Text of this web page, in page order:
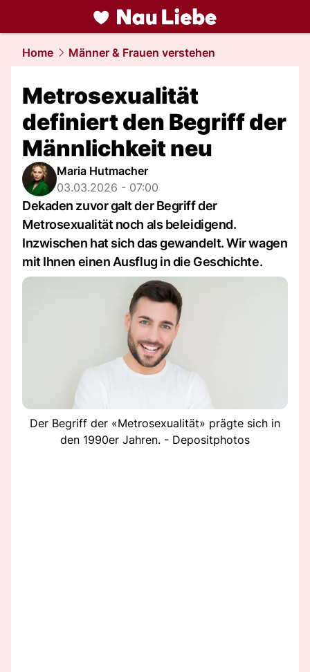
liebe.NAU.ch
Home Männer & Frauen verstehen
Metrosexualität
definiert den Begriff der
Männlichkeit neu
Maria Hutmacher
03.03.2026 - 07:00
Dekaden zuvor galt der Begriff der
Metrosexualität noch als beleidigend.
Inzwischen hat sich das gewandelt. Wir wagen
mit Ihnen einen Ausflug in die Geschichte.
Der Begriff der «Metrosexualität» prägte sich in
den 1990er Jahren. - Depositphotos